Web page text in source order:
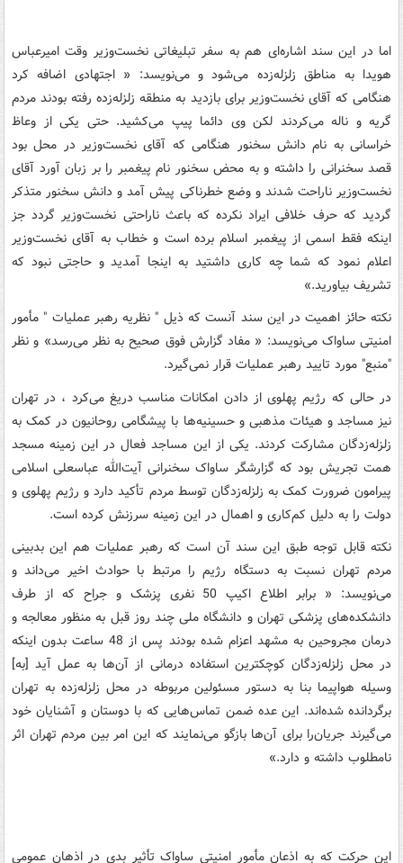
اما در این سند اشاره‌ای هم به سفر تبلیغاتی نخست‌وزیر وقت امیرعباس
هویدا به مناطق زلزله‌زده می‌شود و می‌نویسد: « اجتهادی اضافه کرد
هنگامی که آقای نخست‌وزیر برای بازدید به منطقه زلزله‌زده رفته بودند مردم
گریه و ناله می‌کردند لکن وی دائما پیپ می‌کشید. حتی یکی از وعاظ
خراسانی به نام دانش سخنور هنگامی که آقای نخست‌وزیر در محل بود
قصد سخنرانی را داشته و به محض سخنور نام پیغمبر را بر زبان آورد آقای
نخست‌وزیر ناراحت شدند و وضع خطرناکی پیش آمد و دانش سخنور متذکر
گردید که حرف خلافی ایراد نکرده که باعث ناراحتی نخست‌وزیر گردد جز
اینکه فقط اسمی از پیغمبر اسلام برده است و خطاب به آقای نخست‌وزیر
اعلام نمود که شما چه کاری داشتید به اینجا آمدید و حاجتی نبود که
تشریف بیاورید.»
نکته حائز اهمیت در این سند آنست که ذیل " نظریه رهبر عملیات " مأمور
امنیتی ساواک می‌نویسد: « مفاد گزارش فوق صحیح به نظر می‌رسد» و نظر
"منبع" مورد تایید رهبر عملیات قرار نمی‌گیرد.
در حالی که رژیم پهلوی از دادن امکانات مناسب دریغ می‌کرد ، در تهران
نیز مساجد و هیئات مذهبی و حسینیه‌ها با پیشگامی روحانیون در کمک به
زلزله‌زدگان مشارکت کردند. یکی از این مساجد فعال در این زمینه مسجد
همت تجریش بود که گزارشگر ساواک سخنرانی آیت‌الله عباسعلی اسلامی
پیرامون ضرورت کمک به زلزله‌زدگان توسط مردم تأکید دارد و رژیم پهلوی و
دولت را به دلیل کم‌کاری و اهمال در این زمینه سرزنش کرده است.
نکته قابل توجه طبق این سند آن است که رهبر عملیات هم این بدبینی
مردم تهران نسبت به دستگاه رژیم را مرتبط با حوادث اخیر می‌داند و
می‌نویسد: « برابر اطلاع اکیپ 50 نفری پزشک و جراح که از طرف
دانشکده‌های پزشکی تهران و دانشگاه ملی چند روز قبل به منظور معالجه و
درمان مجروحین به مشهد اعزام شده بودند پس از 48 ساعت بدون اینکه
در محل زلزله‌زدگان کوچکترین استفاده درمانی از آن‌ها به عمل آید [به]
وسیله هواپیما بنا به دستور مسئولین مربوطه در محل زلزله‌زده به تهران
برگردانده شده‌اند. این عده ضمن تماس‌هایی که با دوستان و آشنایان خود
می‌گیرند جریان‌را برای آن‌ها بازگو می‌نمایند که این امر بین مردم تهران اثر
نامطلوب داشته و دارد.»
این حرکت که به اذعان مأمور امنیتی ساواک تأثیر بدی در اذهان عمومی